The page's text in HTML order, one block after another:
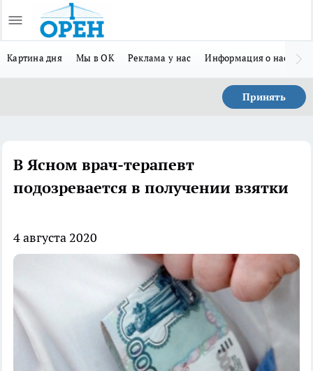
Картина дня Мы в ОК Реклама у нас Информация о нас
Принять
В Ясном врач-терапевт
подозревается в получении взятки
4 августа 2020